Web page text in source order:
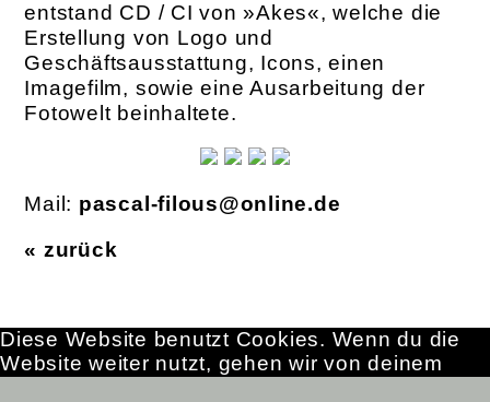
entstand CD / CI von »Akes«, welche die
Erstellung von Logo und
Geschäftsausstattung, Icons, einen
Imagefilm, sowie eine Ausarbeitung der
Fotowelt beinhaltete.
Mail: pascal-filous@online.de
« zurück
Diese Website benutzt Cookies. Wenn du die
Website weiter nutzt, gehen wir von deinem